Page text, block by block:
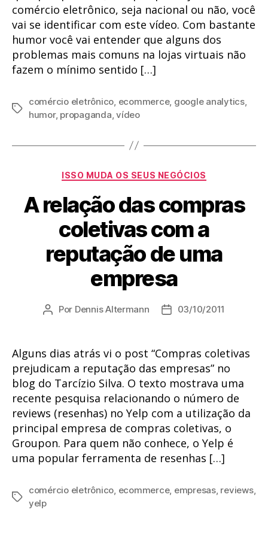
comércio eletrônico, seja nacional ou não, você
vai se identificar com este vídeo. Com bastante
humor você vai entender que alguns dos
problemas mais comuns na lojas virtuais não
fazem o mínimo sentido […]
Tags
comércio eletrônico, ecommerce, google analytics,
humor, propaganda,vídeo
Categorias
ISSO MUDA OS SEUS NEGÓCIOS
A relação das compras
coletivas com a
reputação de uma
empresa
Autor
Por Dennis Altermann
Data03/10/2011
Alguns dias atrás vi o post “Compras coletivas
prejudicam a reputação das empresas” no
blog do Tarcízio Silva. O texto mostrava uma
recente pesquisa relacionando o número de
reviews (resenhas) no Yelp com a utilização da
principal empresa de compras coletivas, o
Groupon. Para quem não conhece, o Yelp é
uma popular ferramenta de resenhas […]
Tags
comércio eletrônico, ecommerce, empresas, reviews,
yelp